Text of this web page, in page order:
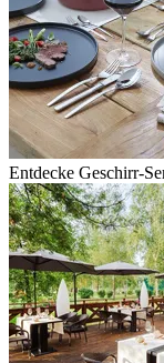
Entdecke Geschirr-